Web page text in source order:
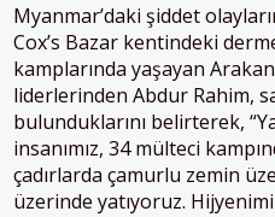
Myanmar’daki şiddet
Cox’s Bazar kentindeki
kamplarında yaşayan
liderlerinden Abdur Rahim,
bulunduklarını belirterek,
insanımız, 34 mülteci
çadırlarda çamurlu zemin
üzerinde yatıyoruz.